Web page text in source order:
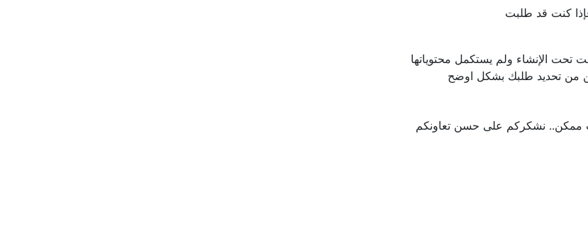
كنت قد طلبت
تحت الإنشاء ولم يستكمل محتوياتها
من تحديد طلبك بشكل اوضح
ممكن.. نشكركم على حسن تعاونكم